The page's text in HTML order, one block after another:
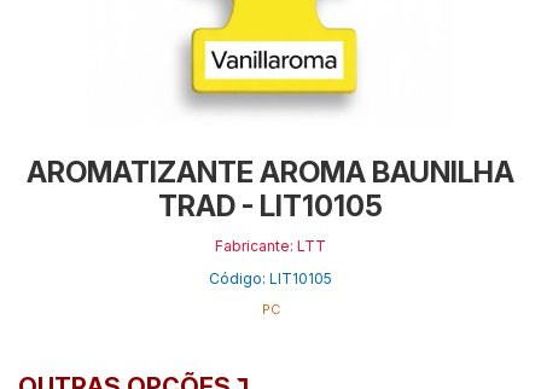
AROMATIZANTE AROMA BAUNILHA
TRAD - LIT10105
Fabricante: LTT
Código: LIT10105
PC